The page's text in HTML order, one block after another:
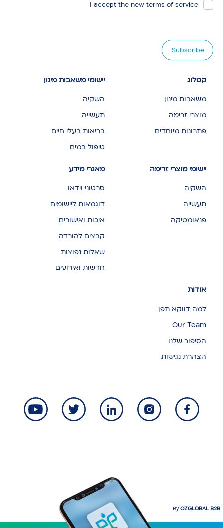
I accept the new terms of service
קטלוג
משאבות מינון
מוצרי זרימה
פתרונות מיוחדים
יישומי משאבות מינון
השקיה
תעשייה
בריאות בעלי חיים
טיפול במים
יישומי מוצרי זרימה
השקיה
תעשייה
פנאומטיקה
מאגרי מידע
סרטוני וידאו
דוגמאות ליישומים
איכות ואישורים
קבצים להורדה
שאלות נפוצות
חדשות ואירועים
אודות
למה דווקא תפן
Our Team
הסיפור שלנו
הצהרת נגישות
ByOZGLOBAL B2B